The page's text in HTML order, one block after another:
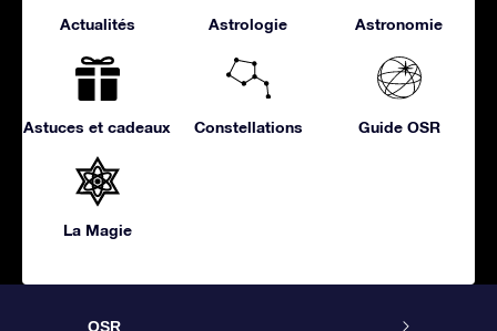
Actualités Astrologie Astronomie
Astuces et cadeaux Constellations Guide OSR
La Magie
OSR